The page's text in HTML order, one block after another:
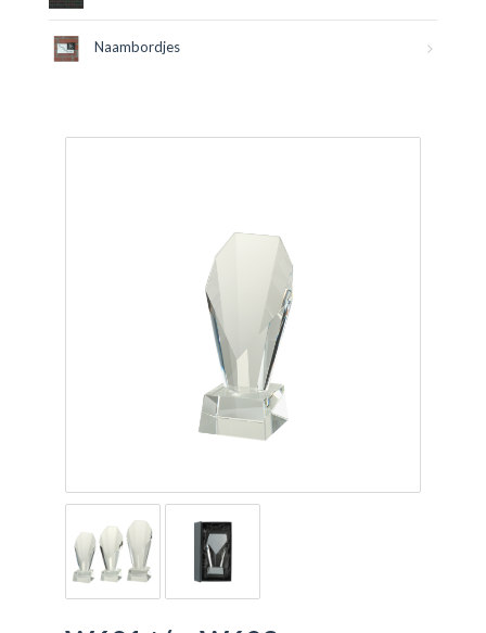
Naambordjes